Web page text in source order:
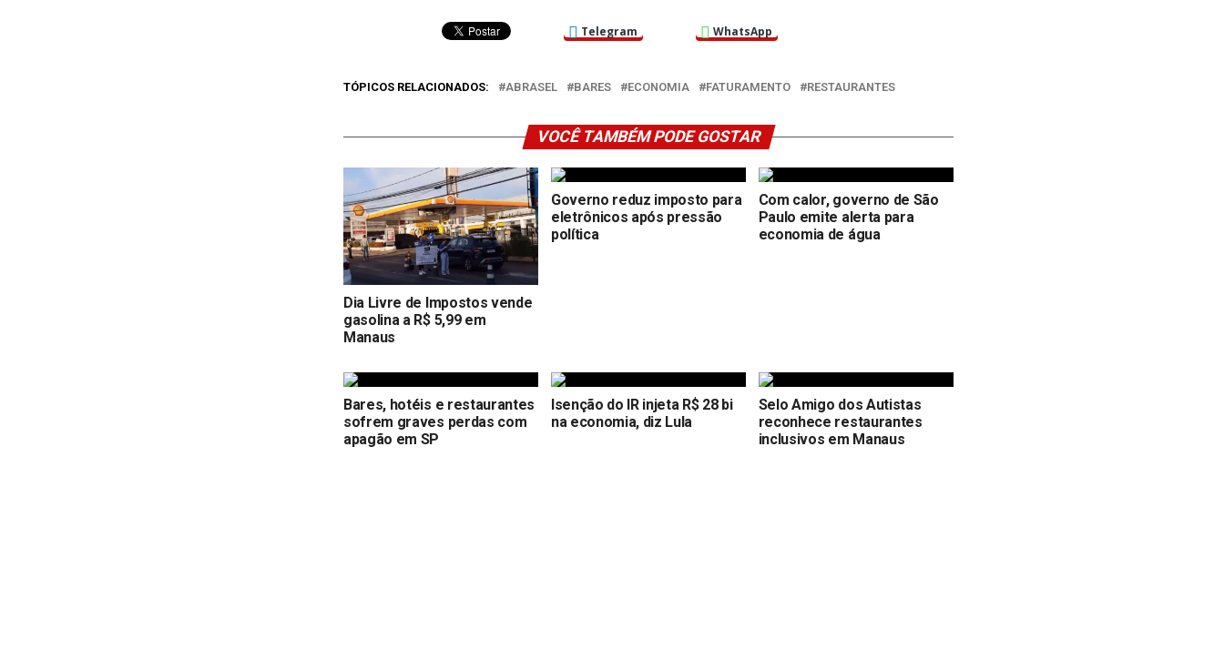
Telegram WhatsApp
TÓPICOS RELACIONADOS: ABRASEL BARES ECONOMIA FATURAMENTO RESTAURANTES
VOCÊ TAMBÉM PODE GOSTAR
Dia Livre de Impostos vende
gasolina a R$ 5,99 em
Manaus
Governo reduz imposto para
eletrônicos após pressão
política
Com calor, governo de São
Paulo emite alerta para
economia de água
Bares, hotéis e restaurantes
sofrem graves perdas com
apagão em SP
Isenção do IR injeta R$ 28 bi
na economia, diz Lula
Selo Amigo dos Autistas
reconhece restaurantes
inclusivos em Manaus